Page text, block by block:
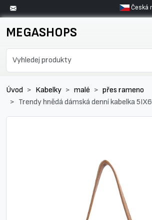
Česká
MEGASHOPS
Úvod Kabelky malé
přes rameno
Trendy hnědá dámská denní kabelka